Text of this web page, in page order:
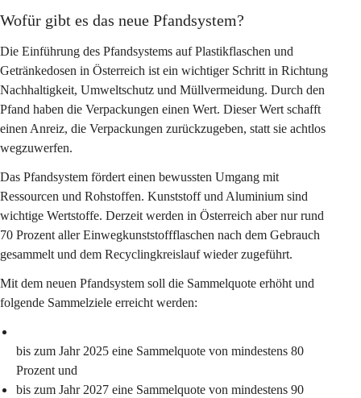
Wofür gibt es das neue Pfandsystem?
Die Einführung des Pfandsystems auf Plastikflaschen und
Getränkedosen in Österreich ist ein wichtiger Schritt in Richtung
Nachhaltigkeit, Umweltschutz und Müllvermeidung. Durch den
Pfand haben die Verpackungen einen Wert. Dieser Wert schafft
einen Anreiz, die Verpackungen zurückzugeben, statt sie achtlos
wegzuwerfen.
Das Pfandsystem fördert einen bewussten Umgang mit
Ressourcen und Rohstoffen. Kunststoff und Aluminium sind
wichtige Wertstoffe. Derzeit werden in Österreich aber nur rund
70 Prozent aller Einwegkunststoffflaschen nach dem Gebrauch
gesammelt und dem Recyclingkreislauf wieder zugeführt.
Mit dem neuen Pfandsystem soll die Sammelquote erhöht und
folgende Sammelziele erreicht werden:
bis zum Jahr 2025 eine Sammel­quote von mindestens 80
Prozent und
bis zum Jahr 2027 eine Sammel­quote von mindestens 90